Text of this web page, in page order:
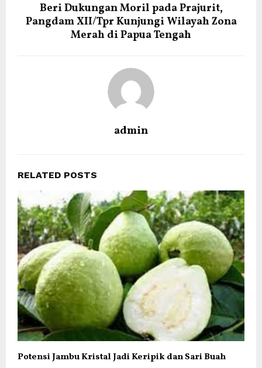
Beri Dukungan Moril pada Prajurit,
Pangdam XII/Tpr Kunjungi Wilayah Zona
Merah di Papua Tengah
admin
RELATED POSTS
Potensi Jambu Kristal Jadi Keripik dan Sari Buah